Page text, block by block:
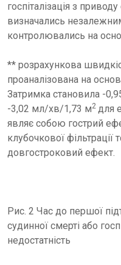
госпіталізація з
визначались
контролювались на
** розрахункова
проаналізована на
Затримка становила -
-3,02 мл/хв/1,73 м2 для
являє собою гострий
клубочкової фільтрації
довгостроковий ефект.
Рис. 2 Час до першої
судинної смерті або
недостатність